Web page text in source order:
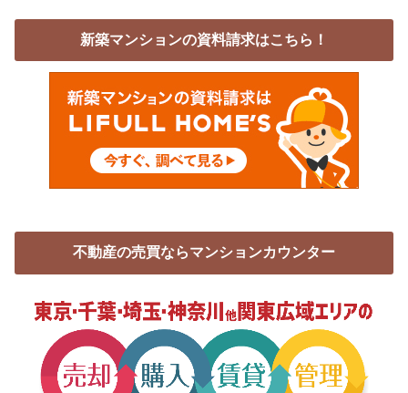
新築マンションの資料請求はこちら！
不動産の売買ならマンションカウンター